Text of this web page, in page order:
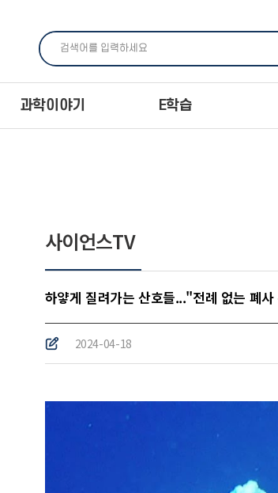
과학이야기 E학습
사이언스TV
하얗게 질려가는 산호들..."전례 없는 폐
2024-04-18